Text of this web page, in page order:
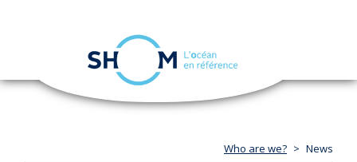
Skip
navigation
Who are we? News